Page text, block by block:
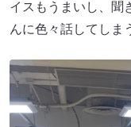
イスもうまいし、
んに色々話してしま